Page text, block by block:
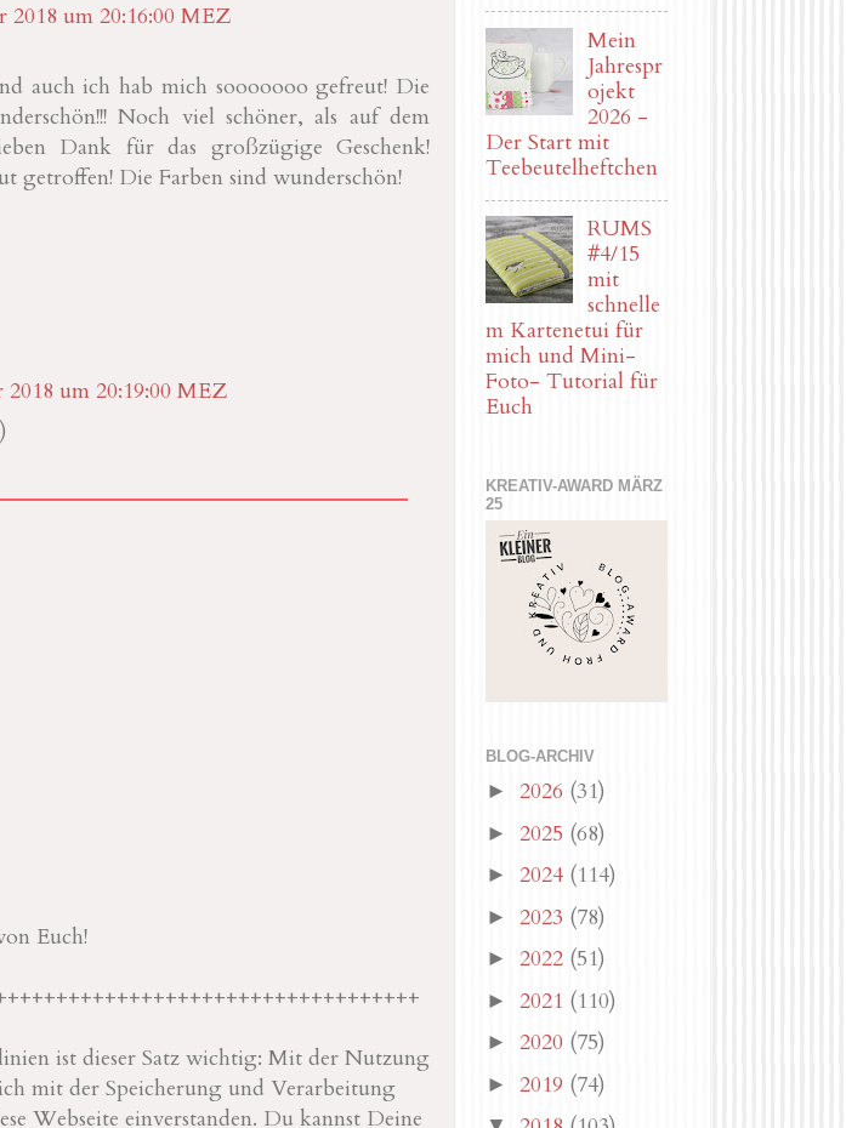
2018 um 20:16:00 MEZ
auch ich hab mich sooooooo gefreut! Die
Noch viel schöner, als auf dem
Dank für das großzügige Geschenk!
getroffen! Die Farben sind wunderschön!
2018 um 20:19:00 MEZ
Euch!
ist dieser Satz wichtig: Mit der Nutzung
mit der Speicherung und Verarbeitung
Webseite einverstanden. Du kannst Deine
Mein
Jahrespr
ojekt
2026 -
Der Start mit
Teebeutelheftchen
RUMS
#4/15
mit
schnelle
m Kartenetui für
mich und Mini-
Foto- Tutorial für
Euch
KREATIV-AWARD MÄRZ
25
BLOG-ARCHIV
► 2026 (31)
► 2025 (68)
► 2024 (114)
► 2023 (78)
► 2022 (51)
► 2021 (110)
► 2020 (75)
► 2019 (74)